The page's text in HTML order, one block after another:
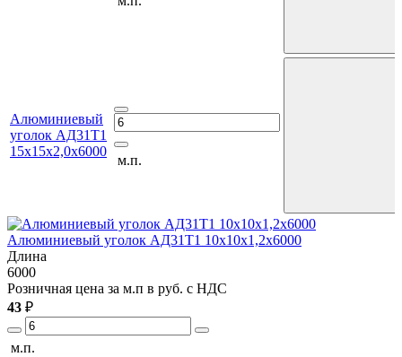
Алюминиевый
уголок АД31Т1
15х15х2,0х6000
м.п.
Алюминиевый уголок АД31Т1 10х10х1,2х6000
Длина
6000
Розничная цена за м.п в руб. с НДС
43 ₽
м.п.